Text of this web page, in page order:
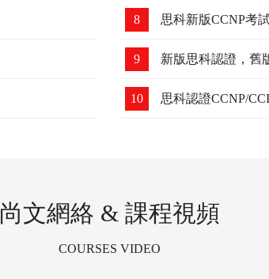
8 思科新版CCNP考
9 新版思科認證，舊
10 思科認證CCNP/
尚文網絡 & 課程視頻
COURSES VIDEO